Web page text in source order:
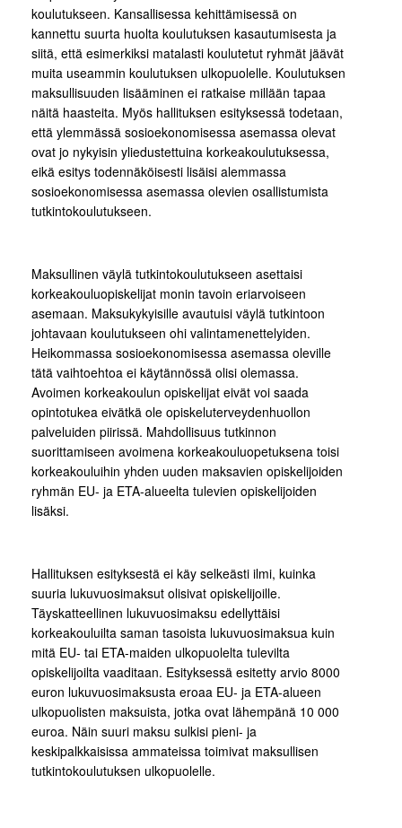
koulutukseen. Kansallisessa kehittämisessä on
kannettu suurta huolta koulutuksen kasautumisesta ja
siitä, että esimerkiksi matalasti koulutetut ryhmät jäävät
muita useammin koulutuksen ulkopuolelle. Koulutuksen
maksullisuuden lisääminen ei ratkaise millään tapaa
näitä haasteita. Myös hallituksen esityksessä todetaan,
että ylemmässä sosioekonomisessa asemassa olevat
ovat jo nykyisin yliedustettuina korkeakoulutuksessa,
eikä esitys todennäköisesti lisäisi alemmassa
sosioekonomisessa asemassa olevien osallistumista
tutkintokoulutukseen.
Maksullinen väylä tutkintokoulutukseen asettaisi
korkeakouluopiskelijat monin tavoin eriarvoiseen
asemaan. Maksukykyisille avautuisi väylä tutkintoon
johtavaan koulutukseen ohi valintamenettelyiden.
Heikommassa sosioekonomisessa asemassa oleville
tätä vaihtoehtoa ei käytännössä olisi olemassa.
Avoimen korkeakoulun opiskelijat eivät voi saada
opintotukea eivätkä ole opiskeluterveydenhuollon
palveluiden piirissä. Mahdollisuus tutkinnon
suorittamiseen avoimena korkeakouluopetuksena toisi
korkeakouluihin yhden uuden maksavien opiskelijoiden
ryhmän EU- ja ETA-alueelta tulevien opiskelijoiden
lisäksi.
Hallituksen esityksestä ei käy selkeästi ilmi, kuinka
suuria lukuvuosimaksut olisivat opiskelijoille.
Täyskatteellinen lukuvuosimaksu edellyttäisi
korkeakouluilta saman tasoista lukuvuosimaksua kuin
mitä EU- tai ETA-maiden ulkopuolelta tulevilta
opiskelijoilta vaaditaan. Esityksessä esitetty arvio 8000
euron lukuvuosimaksusta eroaa EU- ja ETA-alueen
ulkopuolisten maksuista, jotka ovat lähempänä 10 000
euroa. Näin suuri maksu sulkisi pieni- ja
keskipalkkaisissa ammateissa toimivat maksullisen
tutkintokoulutuksen ulkopuolelle.